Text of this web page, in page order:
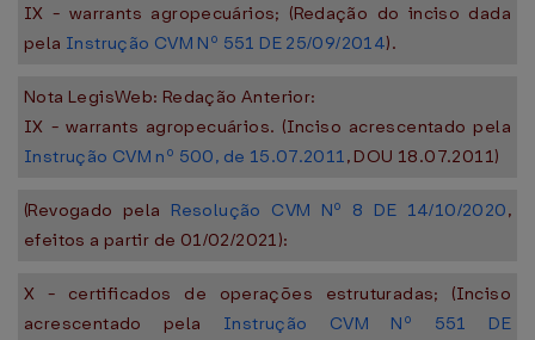
IX - warrants agropecuários; (Redação do inciso dada
pela Instrução CVM Nº 551 DE 25/09/2014).
Nota LegisWeb: Redação Anterior:
IX - warrants agropecuários. (Inciso acrescentado pela
Instrução CVM nº 500, de 15.07.2011, DOU 18.07.2011)
(Revogado pela Resolução CVM Nº 8 DE 14/10/2020,
efeitos a partir de 01/02/2021):
X - certificados de operações estruturadas; (Inciso
acrescentado pela Instrução CVM Nº 551 DE